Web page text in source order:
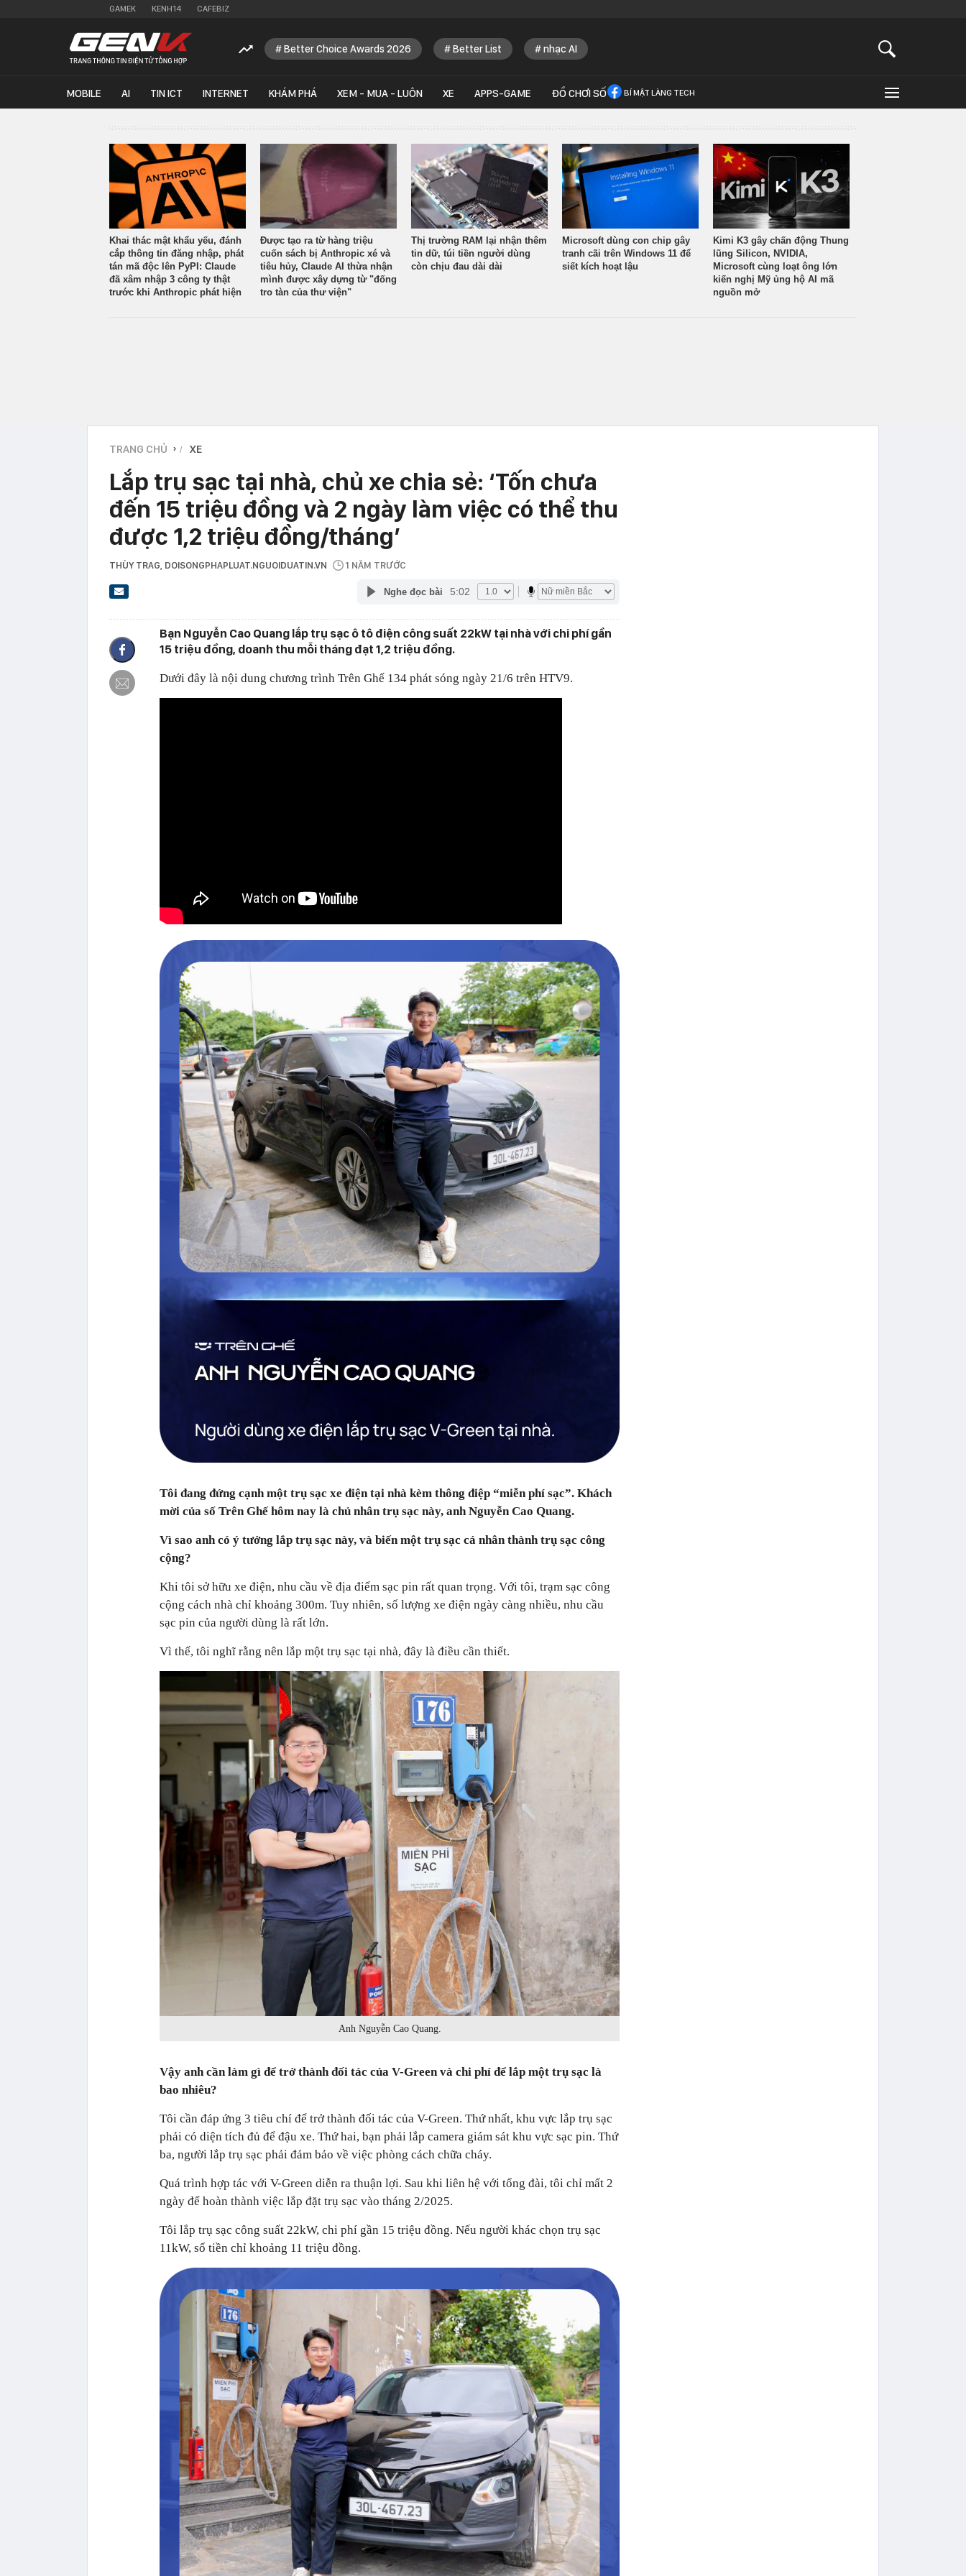
GAMEK KENH14 CAFEBIZ
Better Choice Awards 2026 Better List nhạc AI
MOBILE AI TIN ICT INTERNET KHÁM PHÁ XEM - MUA - LUÔN XE APPS-GAME ĐỒ CHƠI SỐ BÍ MẬT LÀNG TECH
Khai thác mật khẩu yếu, đánh
cắp thông tin đăng nhập, phát
tán mã độc lên PyPI: Claude
đã xâm nhập 3 công ty thật
trước khi Anthropic phát hiện
Được tạo ra từ hàng triệu
cuốn sách bị Anthropic xé và
tiêu hủy, Claude AI thừa nhận
mình được xây dựng từ "đống
tro tàn của thư viện"
Thị trường RAM lại nhận thêm
tin dữ, túi tiền người dùng
còn chịu đau dài dài
Microsoft dùng con chip gây
tranh cãi trên Windows 11 để
siết kích hoạt lậu
Kimi K3 gây chấn động Thung
lũng Silicon, NVIDIA,
Microsoft cùng loạt ông lớn
kiến nghị Mỹ ủng hộ AI mã
nguồn mở
TRANG CHỦ › XE
Lắp trụ sạc tại nhà, chủ xe chia sẻ: ‘Tốn chưa
đến 15 triệu đồng và 2 ngày làm việc có thể thu
được 1,2 triệu đồng/tháng’
THÙY TRAG , DOISONGPHAPLUAT.NGUOIDUATIN.VN 1 NĂM TRƯỚC
Nghe đọc bài 5:02
Bạn Nguyễn Cao Quang lắp trụ sạc ô tô điện công suất 22kW tại nhà với chi phí gần
15 triệu đồng, doanh thu mỗi tháng đạt 1,2 triệu đồng.
Dưới đây là nội dung chương trình Trên Ghế 134 phát sóng ngày 21/6 trên HTV9.
Tôi đang đứng cạnh một trụ sạc xe điện tại nhà kèm thông điệp “miễn phí sạc”. Khách
mời của số Trên Ghế hôm nay là chủ nhân trụ sạc này, anh Nguyễn Cao Quang.
Vì sao anh có ý tưởng lắp trụ sạc này, và biến một trụ sạc cá nhân thành trụ sạc công
cộng?
Khi tôi sở hữu xe điện, nhu cầu về địa điểm sạc pin rất quan trọng. Với tôi, trạm sạc công
cộng cách nhà chỉ khoảng 300m. Tuy nhiên, số lượng xe điện ngày càng nhiều, nhu cầu
sạc pin của người dùng là rất lớn.
Vì thế, tôi nghĩ rằng nên lắp một trụ sạc tại nhà, đây là điều cần thiết.
Anh Nguyễn Cao Quang.
Vậy anh cần làm gì để trở thành đối tác của V-Green và chi phí để lắp một trụ sạc là
bao nhiêu?
Tôi cần đáp ứng 3 tiêu chí để trở thành đối tác của V-Green. Thứ nhất, khu vực lắp trụ sạc
phải có diện tích đủ để đậu xe. Thứ hai, bạn phải lắp camera giám sát khu vực sạc pin. Thứ
ba, người lắp trụ sạc phải đảm bảo về việc phòng cách chữa cháy.
Quá trình hợp tác với V-Green diễn ra thuận lợi. Sau khi liên hệ với tổng đài, tôi chỉ mất 2
ngày để hoàn thành việc lắp đặt trụ sạc vào tháng 2/2025.
Tôi lắp trụ sạc công suất 22kW, chi phí gần 15 triệu đồng. Nếu người khác chọn trụ sạc
11kW, số tiền chỉ khoảng 11 triệu đồng.